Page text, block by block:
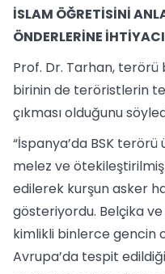
İSLAM ÖĞRETİSİNİ
ÖNDERLERİNE
Prof. Dr. Tarhan,
birinin de teröristlerin
çıkması olduğunu
“İspanya’da BSK
melez ve
edilerek kurşun asker
gösteriyordu. Belçika
kimlikli binlerce gencin
Avrupa’da tespit